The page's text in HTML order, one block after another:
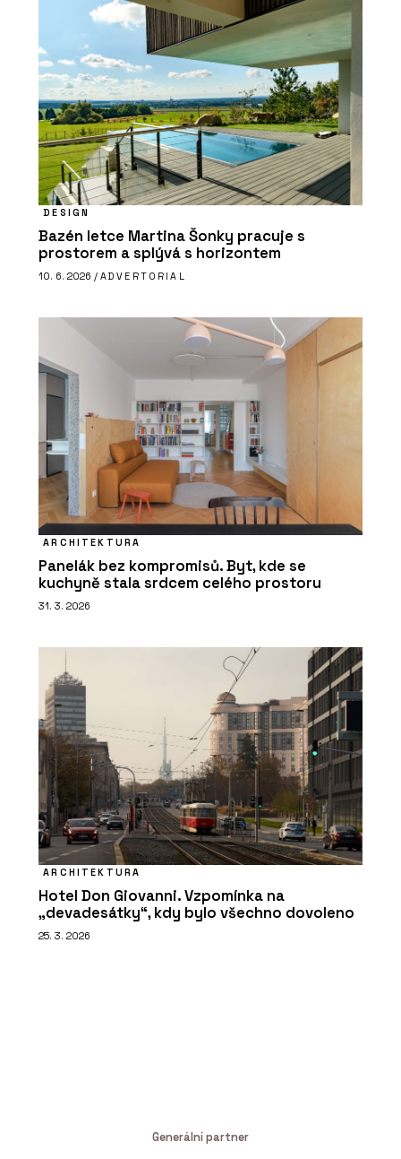
DESIGN
Bazén letce Martina Šonky pracuje s
prostorem a splývá s horizontem
10. 6. 2026 / ADVERTORIAL
ARCHITEKTURA
Panelák bez kompromisů. Byt, kde se
kuchyně stala srdcem celého prostoru
31. 3. 2026
ARCHITEKTURA
Hotel Don Giovanni. Vzpomínka na
„devadesátky“, kdy bylo všechno dovoleno
25. 3. 2026
Generální partner